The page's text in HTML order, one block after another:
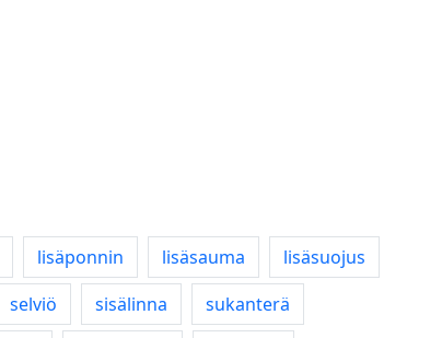
lisäponnin lisäsauma
lisäsuojus
selviö sisälinna sukanterä